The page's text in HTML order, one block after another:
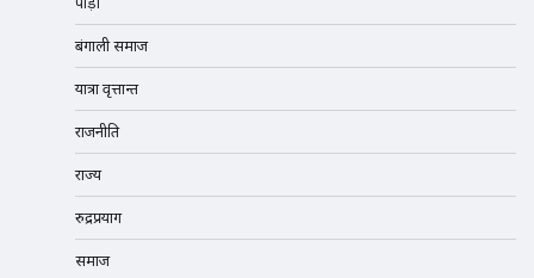
बंगाली समाज
यात्रा वृत्तान्त
राजनीति
राज्य
रुद्रप्रयाग
समाज